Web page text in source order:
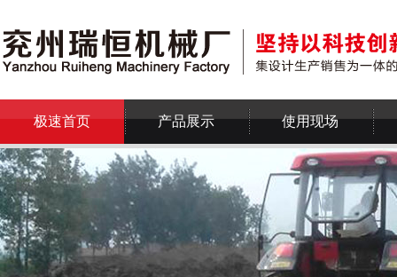
极速首页 产品展示 使用现场